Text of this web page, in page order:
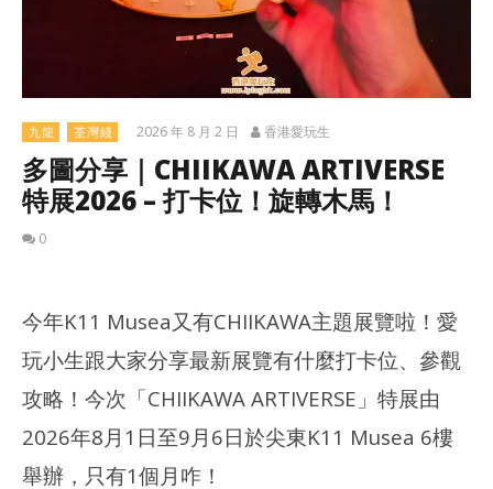
九龍 荃灣綫 2026 年 8 月 2 日 香港愛玩生
多圖分享｜CHIIKAWA ARTIVERSE
特展2026 – 打卡位！旋轉木馬！
0
今年K11 Musea又有CHIIKAWA主題展覽啦！愛
玩小生跟大家分享最新展覽有什麼打卡位、參觀
攻略！今次「CHIIKAWA ARTIVERSE」特展由
2026年8月1日至9月6日於尖東K11 Musea 6樓
舉辦，只有1個月咋！